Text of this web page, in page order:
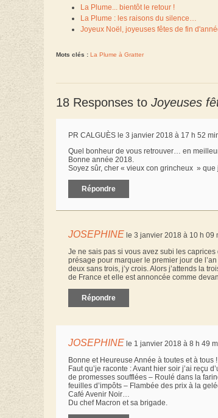
La Plume... bientôt le retour !
La Plume : les raisons du silence…
Joyeux Noël, joyeuses fêtes de fin
Mots clés : La Plume à Gratter
18 Responses to Joyeuses
PR CALGUÈS le 3 janvier 2018 à 17 h 52
Quel bonheur de vous retrouver… en
Bonne année 2018.
Soyez sûr, cher « vieux con grincheux »
Répondre
JOSEPHINE le 3 janvier 2018 à 10 h 09
Je ne sais pas si vous avez subi les
présage pour marquer le premier jour de
deux sans trois, j’y crois. Alors j’attends la
de France et elle est annoncée comme
Répondre
JOSEPHINE le 1 janvier 2018 à 8 h 49
Bonne et Heureuse Année à toutes et à tous !
Faut qu’je raconte : Avant hier soir j’ai reçu
de promesses soufflées – Roulé dans la
feuilles d’impôts – Flambée des prix à la
Café Avenir Noir…
Du chef Macron et sa brigade.